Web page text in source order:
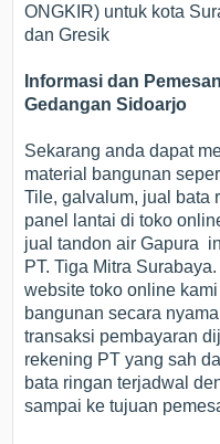
ONGKIR) untuk kota
dan Gresik
Informasi dan
Gedangan Sidoarjo
Sekarang anda dapat
material bangunan
Tile, galvalum, jual bata
panel lantai di toko
jual tandon air Gapura
PT. Tiga Mitra
website toko online
bangunan secara
transaksi pembayaran
rekening PT yang sah
bata ringan terjadwal
sampai ke tujuan